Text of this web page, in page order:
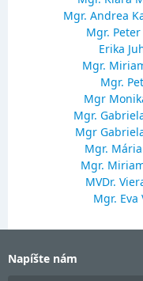
Mgr. Andrea
Mgr.
Erika
Mgr.
Mgr.
Mgr
Mgr.
Mgr
Mgr.
Mgr.
MVDr.
Mgr. Eva
Napíšte nám